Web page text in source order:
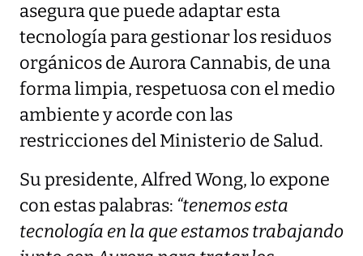
asegura que puede adaptar esta
tecnología para gestionar los residuos
orgánicos de Aurora Cannabis, de una
forma limpia, respetuosa con el medio
ambiente y acorde con las
restricciones del Ministerio de Salud.
Su presidente, Alfred Wong, lo expone
con estas palabras: “tenemos esta
tecnología en la que estamos trabajando